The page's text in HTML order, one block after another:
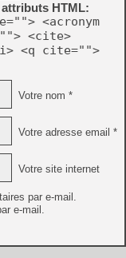
HTML:
<acronym
<cite>
<q cite="">
Votre nom *
Votre adresse email *
Votre site internet
par e-mail.
e-mail.